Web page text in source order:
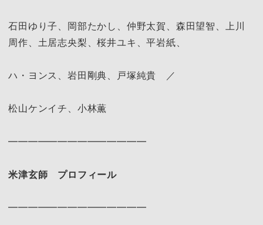
石田ゆり子、岡部たかし、仲野太賀、森田望智、上川
周作、土居志央梨、桜井ユキ、平岩紙、
ハ・ヨンス、岩田剛典、戸塚純貴 ／
松山ケンイチ、小林薫
━━━━━━━━━━━━━━
米津玄師 プロフィール
━━━━━━━━━━━━━━